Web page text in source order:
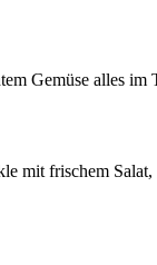
Gemüse alles im
frischem